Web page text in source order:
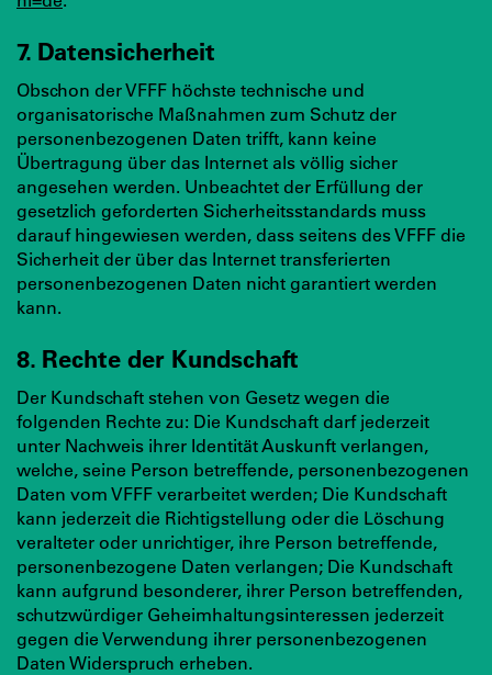
7. Datensicherheit
Obschon der VFFF höchste technische und
organisatorische Maßnahmen zum Schutz der
personenbezogenen Daten trifft, kann keine
Übertragung über das Internet als völlig sicher
angesehen werden. Unbeachtet der Erfüllung der
gesetzlich geforderten Sicherheitsstandards muss
darauf hingewiesen werden, dass seitens des VFFF die
Sicherheit der über das Internet transferierten
personenbezogenen Daten nicht garantiert werden
kann.
8. Rechte der Kundschaft
Der Kundschaft stehen von Gesetz wegen die
folgenden Rechte zu: Die Kundschaft darf jederzeit
unter Nachweis ihrer Identität Auskunft verlangen,
welche, seine Person betreffende, personenbezogenen
Daten vom VFFF verarbeitet werden; Die Kundschaft
kann jederzeit die Richtigstellung oder die Löschung
veralteter oder unrichtiger, ihre Person betreffende,
personenbezogene Daten verlangen; Die Kundschaft
kann aufgrund besonderer, ihrer Person betreffenden,
schutzwürdiger Geheimhaltungsinteressen jederzeit
gegen die Verwendung ihrer personenbezogenen
Daten Widerspruch erheben.